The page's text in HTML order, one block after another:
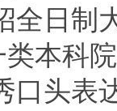
全日制
本科
口头表